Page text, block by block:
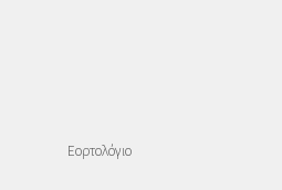
Εορτολόγιο